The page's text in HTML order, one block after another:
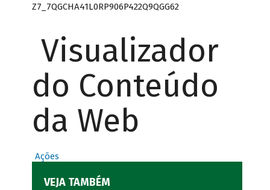
Z7_7QGCHA41L0RP906P422Q9QGG62
Visualizador
do Conteúdo
da Web
Ações
VEJA TAMBÉM